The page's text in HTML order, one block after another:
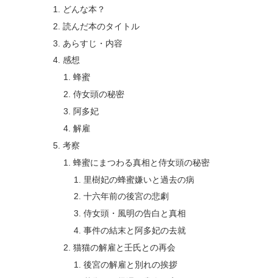
どんな本？
読んだ本のタイトル
あらすじ・内容
感想
蜂蜜
侍女頭の秘密
阿多妃
解雇
考察
蜂蜜にまつわる真相と侍女頭の秘密
里樹妃の蜂蜜嫌いと過去の病
十六年前の後宮の悲劇
侍女頭・風明の告白と真相
事件の結末と阿多妃の去就
猫猫の解雇と壬氏との再会
後宮の解雇と別れの挨拶